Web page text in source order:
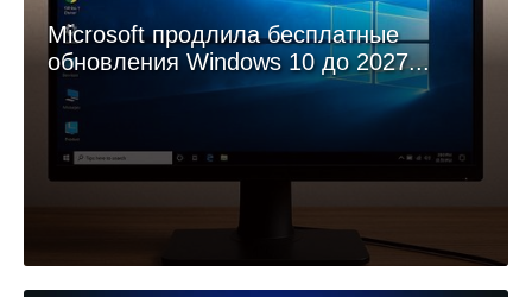
Microsoft продлила бесплатные
обновления Windows 10 до 2027...